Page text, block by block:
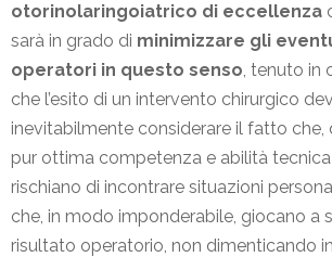
otorinolaringoiatrico di eccellenza
sarà in grado di minimizzare gli
operatori in questo senso, tenuto in
che l’esito di un intervento chirurgico
inevitabilmente considerare il fatto che,
pur ottima competenza e abilità
rischiano di incontrare situazioni
che, in modo imponderabile, giocano a
risultato operatorio, non dimenticando